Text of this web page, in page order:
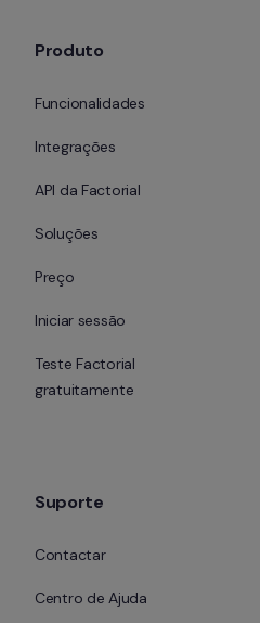
Produto
Funcionalidades
Integrações
API da Factorial
Soluções
Preço
Iniciar sessão
Teste Factorial
gratuitamente
Suporte
Contactar
Centro de Ajuda